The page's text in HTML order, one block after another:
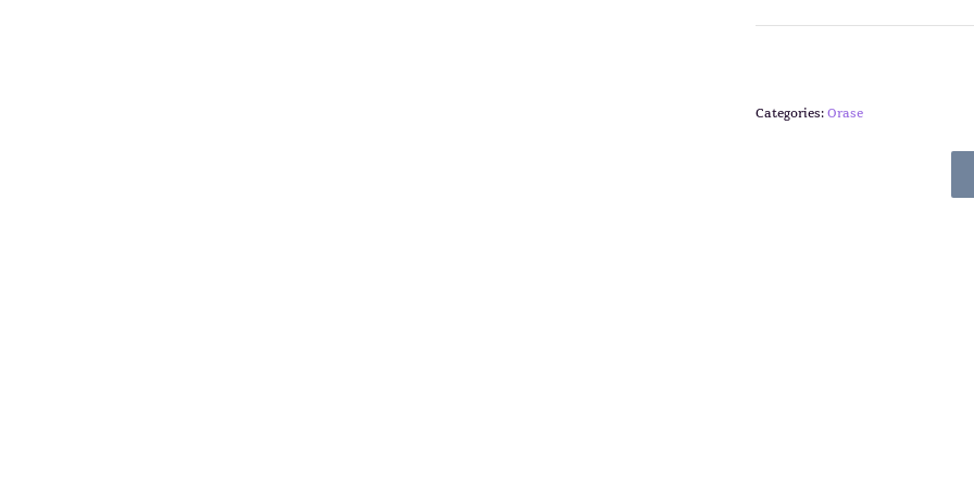
Categories:Orase